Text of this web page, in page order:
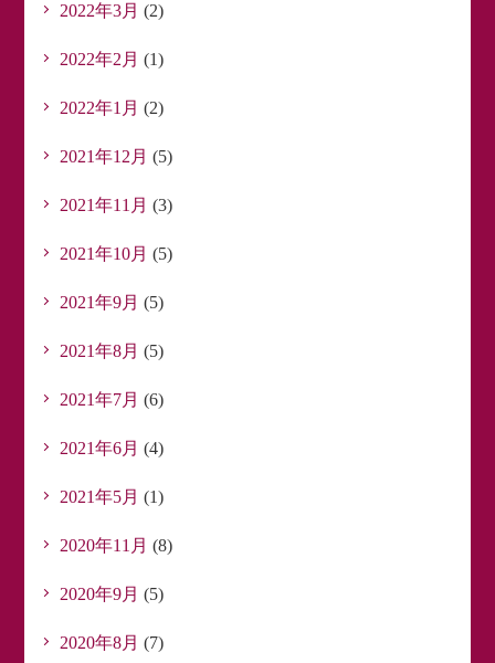
2022年3月 (2)
2022年2月 (1)
2022年1月 (2)
2021年12月 (5)
2021年11月 (3)
2021年10月 (5)
2021年9月 (5)
2021年8月 (5)
2021年7月 (6)
2021年6月 (4)
2021年5月 (1)
2020年11月 (8)
2020年9月 (5)
2020年8月 (7)